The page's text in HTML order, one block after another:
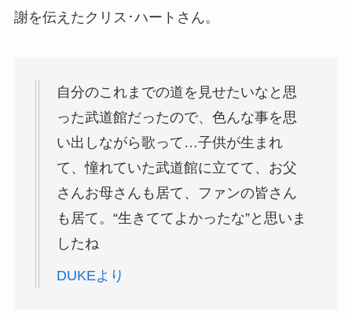
謝を伝えたクリス･ハートさん。
自分のこれまでの道を見せたいなと思
った武道館だったので、色んな事を思
い出しながら歌って…子供が生まれ
て、憧れていた武道館に立てて、お父
さんお母さんも居て、ファンの皆さん
も居て。“生きててよかったな”と思いま
したね
DUKEより